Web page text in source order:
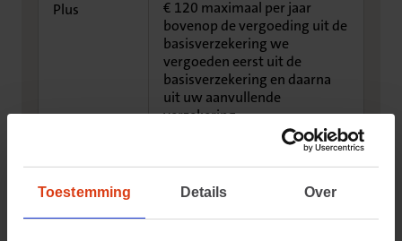
Toestemming Details Over
Plus
€ 120 maximaal per jaar
bovenop de vergoeding uit de
basisverzekering we
vergoeden eerst uit de
basisverzekering en daarna
uit uw aanvullende
verzekering
Top
€ 120 maximaal per jaar
basisverzekering we
vergoeden eerst uit de